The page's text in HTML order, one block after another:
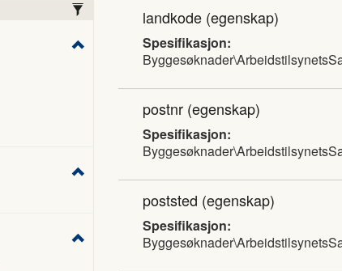
landkode (egenskap)
Spesifikasjon:
postnr (egenskap)
Spesifikasjon:
poststed (egenskap)
Spesifikasjon: